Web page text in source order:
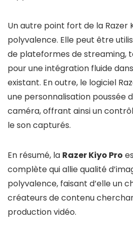
Un autre point fort de la Razer
polyvalence. Elle peut être
de plateformes de streaming,
pour une intégration fluide
existant. En outre, le logiciel
une personnalisation poussée
caméra, offrant ainsi un
le son capturés.
En résumé, la Razer Kiyo Pro
complète qui allie qualité
polyvalence, faisant d’elle un
créateurs de contenu
production vidéo.